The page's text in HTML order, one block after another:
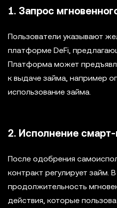
1. Запрос
Пользователи указывают
платформе DeFi,
Платформа может
к выдаче займа, например
использование займа.
2. Исполнение смарт-
После одобрения
контракт регулирует займ.
продолжительность
действия, которые